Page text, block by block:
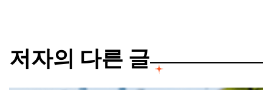
저자의 다른 글